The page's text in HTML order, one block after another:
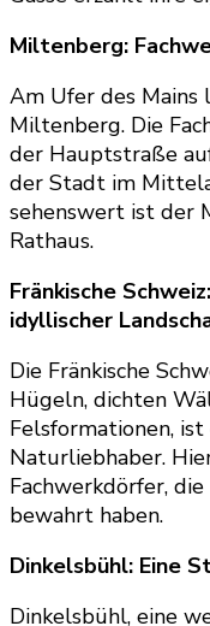
Miltenberg:
Am Ufer des Mains
Miltenberg. Die
der Hauptstraße
der Stadt im
sehenswert ist der
Rathaus.
Fränkische
idyllischer
Die Fränkische
Hügeln, dichten
Felsformationen,
Naturliebhaber.
Fachwerkdörfer,
bewahrt haben.
Dinkelsbühl: Eine
Dinkelsbühl, eine